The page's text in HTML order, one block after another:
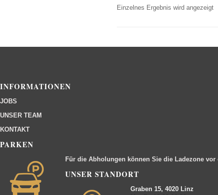
Einzelnes Ergebnis wird angezeigt
INFORMATIONEN
JOBS
UNSER TEAM
KONTAKT
PARKEN
Für die Abholungen können Sie die Ladezone
UNSER STANDORT
Graben 15, 4020 Linz